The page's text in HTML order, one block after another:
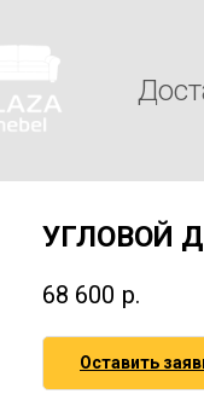
УГЛОВОЙ
68 600 р.
Оставить